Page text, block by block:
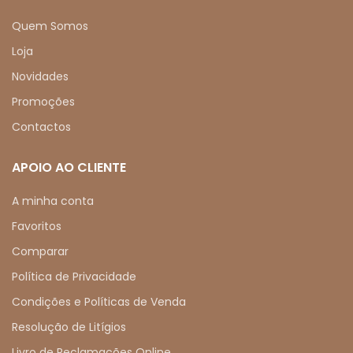
Quem Somos
Loja
Novidades
Promoções
Contactos
APOIO AO CLIENTE
A minha conta
Favoritos
Comparar
Política de Privacidade
Condições e Políticas de Venda
Resolução de Litígios